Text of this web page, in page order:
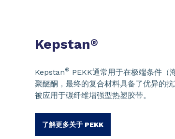
Kepstan®
Kepstan® PEKK通常用于在极端条件（
聚醚酮，最终的复合材料具备了优异的
被应用于碳纤维增强型热塑胶带。
了解更多关于 PEKK